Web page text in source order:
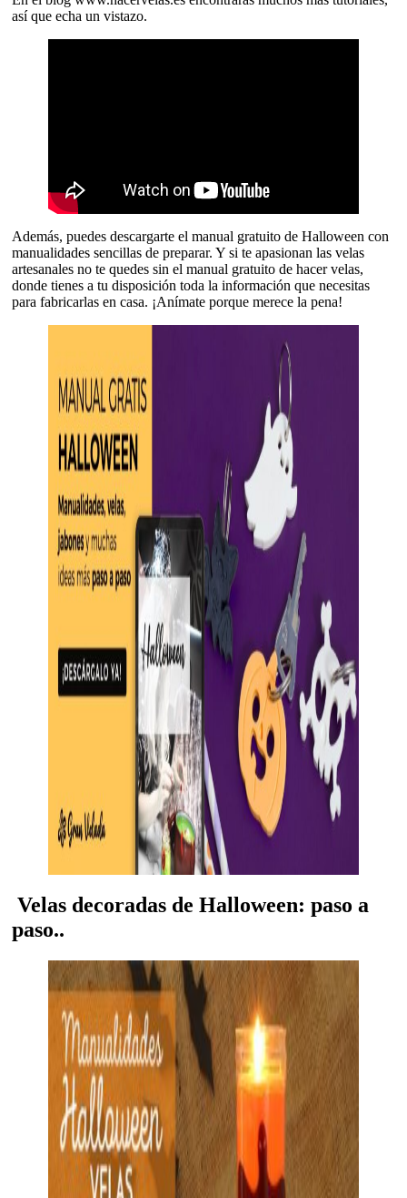
así que echa un vistazo.
Además, puedes descargarte el manual gratuito de Halloween con
manualidades sencillas de preparar. Y si te apasionan las velas
artesanales no te quedes sin el manual gratuito de hacer velas,
donde tienes a tu disposición toda la información que necesitas
para fabricarlas en casa. ¡Anímate porque merece la pena!
Velas decoradas de Halloween: paso a
paso..